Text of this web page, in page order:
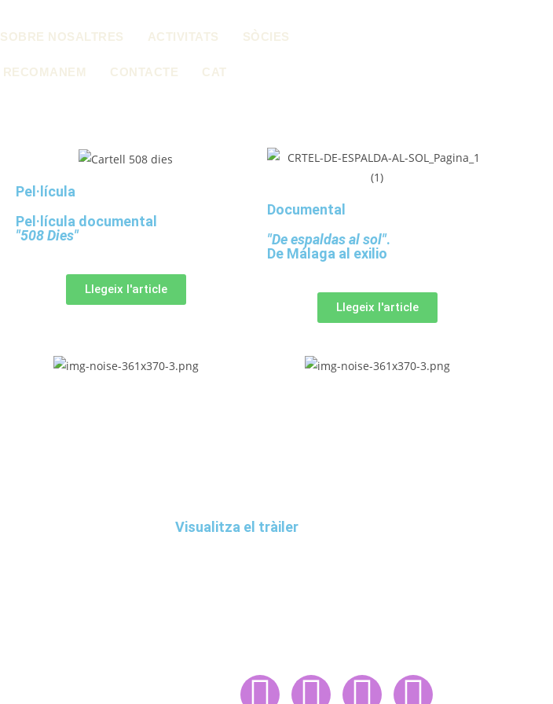
SOBRE NOSALTRES ACTIVITATS SÒCIES
RECOMANEM CONTACTE CAT
Pel·lícula
Pel·lícula documental
"508 Dies"
Llegeix l'article
Documental
"De espaldas al sol".
De Málaga al exilio
Llegeix l'article
Visualitza el tràiler